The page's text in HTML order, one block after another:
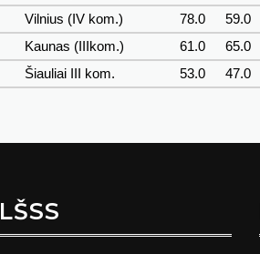
Vilnius (IV kom.) 78.0 59.0
Kaunas (IIIkom.) 61.0 65.0
Šiauliai III kom. 53.0 47.0
LŠSS